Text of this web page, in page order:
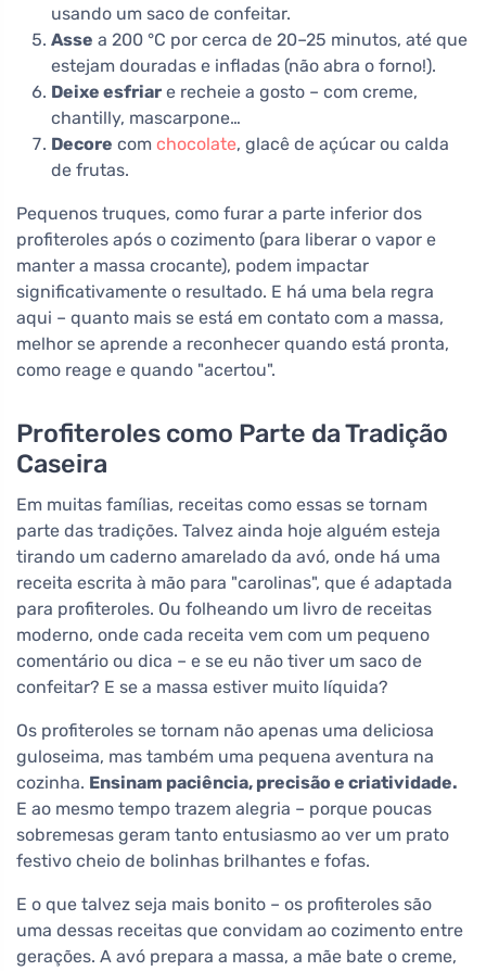
usando um saco de confeitar.
Asse a 200 °C por cerca de 20–25 minutos, até que
estejam douradas e infladas (não abra o forno!).
Deixe esfriar e recheie a gosto – com creme,
chantilly, mascarpone…
Decore com chocolate, glacê de açúcar ou calda
de frutas.
Pequenos truques, como furar a parte inferior dos
profiteroles após o cozimento (para liberar o vapor e
manter a massa crocante), podem impactar
significativamente o resultado. E há uma bela regra
aqui – quanto mais se está em contato com a massa,
melhor se aprende a reconhecer quando está pronta,
como reage e quando "acertou".
Profiteroles como Parte da Tradição
Caseira
Em muitas famílias, receitas como essas se tornam
parte das tradições. Talvez ainda hoje alguém esteja
tirando um caderno amarelado da avó, onde há uma
receita escrita à mão para "carolinas", que é adaptada
para profiteroles. Ou folheando um livro de receitas
moderno, onde cada receita vem com um pequeno
comentário ou dica – e se eu não tiver um saco de
confeitar? E se a massa estiver muito líquida?
Os profiteroles se tornam não apenas uma deliciosa
guloseima, mas também uma pequena aventura na
cozinha. Ensinam paciência, precisão e criatividade.
E ao mesmo tempo trazem alegria – porque poucas
sobremesas geram tanto entusiasmo ao ver um prato
festivo cheio de bolinhas brilhantes e fofas.
E o que talvez seja mais bonito – os profiteroles são
uma dessas receitas que convidam ao cozimento entre
gerações. A avó prepara a massa, a mãe bate o creme,